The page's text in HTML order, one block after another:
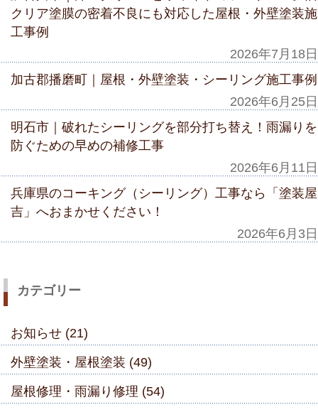
クリア塗膜の密着不良にも対応した屋根・外壁塗装施
工事例
2026年7月18日
加古郡播磨町｜屋根・外壁塗装・シーリング施工事例
2026年6月25日
明石市｜破れたシーリングを部分打ち替え！雨漏りを
防ぐための早めの補修工事
2026年6月11日
兵庫県のコーキング（シーリング）工事なら「塗装屋
吉」へおまかせください！
2026年6月3日
カテゴリー
お知らせ (21)
外壁塗装・屋根塗装 (49)
屋根修理・雨漏り修理 (54)